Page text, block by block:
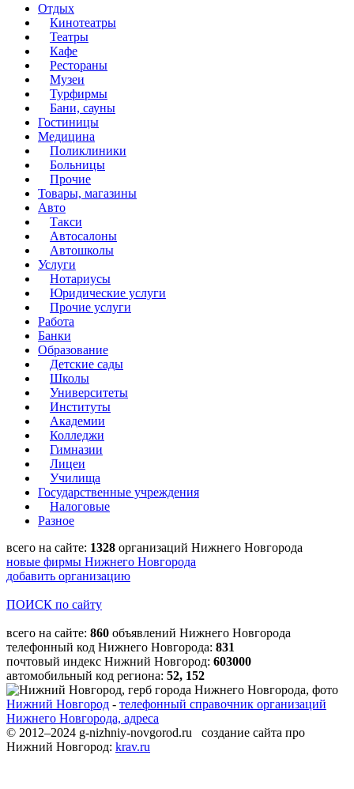
Отдых
Кинотеатры
Театры
Кафе
Рестораны
Музеи
Турфирмы
Бани, сауны
Гостиницы
Медицина
Поликлиники
Больницы
Прочие
Товары, магазины
Авто
Такси
Автосалоны
Автошколы
Услуги
Нотариусы
Юридические услуги
Прочие услуги
Работа
Банки
Образование
Детские сады
Школы
Университеты
Институты
Академии
Колледжи
Гимназии
Лицеи
Училища
Государственные учреждения
Налоговые
Разное
всего на сайте: 1328 организаций Нижнего Новгорода
новые фирмы Нижнего Новгорода
добавить организацию
ПОИСК по сайту
всего на сайте: 860 объявлений Нижнего Новгорода
телефонный код Нижнего Новгорода: 831
почтовый индекс Нижний Новгород: 603000
автомобильный код региона: 52, 152
Нижний Новгород - телефонный справочник организаций
Нижнего Новгорода, адреса
© 2012–2024 g-nizhniy-novgorod.ru создание сайта про
Нижний Новгород: krav.ru